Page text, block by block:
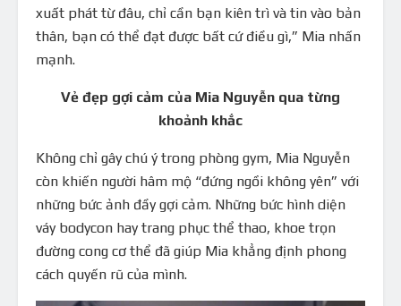
xuất phát từ đâu, chỉ cần bạn kiên trì và tin vào bản
thân, bạn có thể đạt được bất cứ điều gì,” Mia nhấn
mạnh.
Vẻ đẹp gợi cảm của Mia Nguyễn qua từng
khoảnh khắc
Không chỉ gây chú ý trong phòng gym, Mia Nguyễn
còn khiến người hâm mộ “đứng ngồi không yên” với
những bức ảnh đầy gợi cảm. Những bức hình diện
váy bodycon hay trang phục thể thao, khoe trọn
đường cong cơ thể đã giúp Mia khẳng định phong
cách quyến rũ của mình.